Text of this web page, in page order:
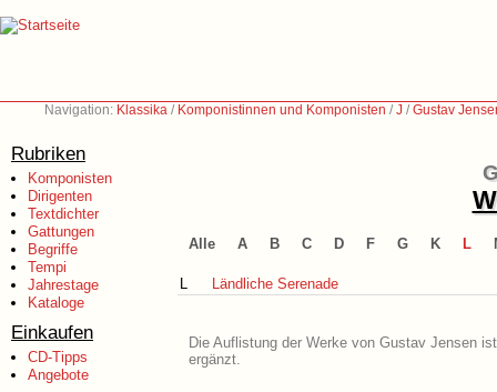
Navigation: Klassika / Komponistinnen und Komponisten /J /Gustav
Rubriken
Komponisten
Dirigenten
Textdichter
Gattungen
Begriffe
Tempi
Jahrestage
Kataloge
Einkaufen
CD-Tipps
Angebote
Alle A B C D F G K L
L Ländliche Serenade
Die Auflistung der Werke von Gustav Jensen
ergänzt.